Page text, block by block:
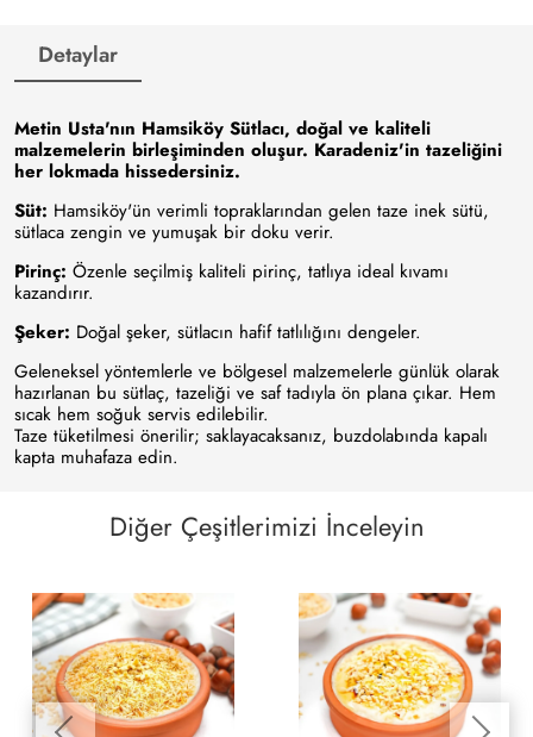
Detaylar
Metin Usta'nın Hamsiköy Sütlacı, doğal ve kaliteli
malzemelerin birleşiminden oluşur. Karadeniz'in tazeliğini
her lokmada hissedersiniz.
Süt: Hamsiköy'ün verimli topraklarından gelen taze inek sütü,
sütlaca zengin ve yumuşak bir doku verir.
Pirinç: Özenle seçilmiş kaliteli pirinç, tatlıya ideal kıvamı
kazandırır.
Şeker: Doğal şeker, sütlacın hafif tatlılığını dengeler.
Geleneksel yöntemlerle ve bölgesel malzemelerle günlük olarak
hazırlanan bu sütlaç, tazeliği ve saf tadıyla ön plana çıkar. Hem
sıcak hem soğuk servis edilebilir.
Taze tüketilmesi önerilir; saklayacaksanız, buzdolabında kapalı
kapta muhafaza edin.
Diğer Çeşitlerimizi İnceleyin